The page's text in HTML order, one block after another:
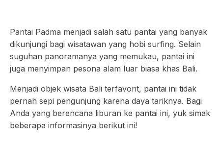
Pantai Padma menjadi salah satu pantai yang banyak
dikunjungi bagi wisatawan yang hobi surfing. Selain
suguhan panoramanya yang memukau, pantai ini
juga menyimpan pesona alam luar biasa khas Bali.
Menjadi objek wisata Bali terfavorit, pantai ini tidak
pernah sepi pengunjung karena daya tariknya. Bagi
Anda yang berencana liburan ke pantai ini, yuk simak
beberapa informasinya berikut ini!